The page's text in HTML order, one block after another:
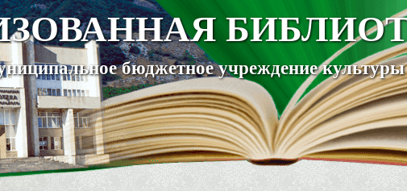
бюджетное учреждение культуры